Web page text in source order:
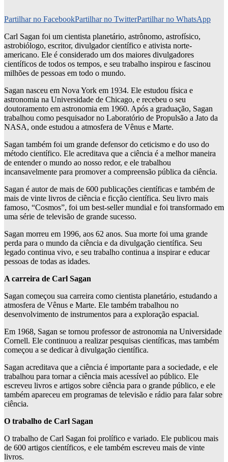
Partilhar no FacebookPartilhar no TwitterPartilhar no WhatsApp
Carl Sagan foi um cientista planetário, astrônomo, astrofísico,
astrobiólogo, escritor, divulgador científico e ativista norte-
americano. Ele é considerado um dos maiores divulgadores
científicos de todos os tempos, e seu trabalho inspirou e fascinou
milhões de pessoas em todo o mundo.
Sagan nasceu em Nova York em 1934. Ele estudou física e
astronomia na Universidade de Chicago, e recebeu o seu
doutoramento em astronomia em 1960. Após a graduação, Sagan
trabalhou como pesquisador no Laboratório de Propulsão a Jato da
NASA, onde estudou a atmosfera de Vênus e Marte.
Sagan também foi um grande defensor do ceticismo e do uso do
método científico. Ele acreditava que a ciência é a melhor maneira
de entender o mundo ao nosso redor, e ele trabalhou
incansavelmente para promover a compreensão pública da ciência.
Sagan é autor de mais de 600 publicações científicas e também de
mais de vinte livros de ciência e ficção científica. Seu livro mais
famoso, “Cosmos”, foi um best-seller mundial e foi transformado em
uma série de televisão de grande sucesso.
Sagan morreu em 1996, aos 62 anos. Sua morte foi uma grande
perda para o mundo da ciência e da divulgação científica. Seu
legado continua vivo, e seu trabalho continua a inspirar e educar
pessoas de todas as idades.
A carreira de Carl Sagan
Sagan começou sua carreira como cientista planetário, estudando a
atmosfera de Vênus e Marte. Ele também trabalhou no
desenvolvimento de instrumentos para a exploração espacial.
Em 1968, Sagan se tornou professor de astronomia na Universidade
Cornell. Ele continuou a realizar pesquisas científicas, mas também
começou a se dedicar à divulgação científica.
Sagan acreditava que a ciência é importante para a sociedade, e ele
trabalhou para tornar a ciência mais acessível ao público. Ele
escreveu livros e artigos sobre ciência para o grande público, e ele
também apareceu em programas de televisão e rádio para falar sobre
ciência.
O trabalho de Carl Sagan
O trabalho de Carl Sagan foi prolífico e variado. Ele publicou mais
de 600 artigos científicos, e ele também escreveu mais de vinte
livros.